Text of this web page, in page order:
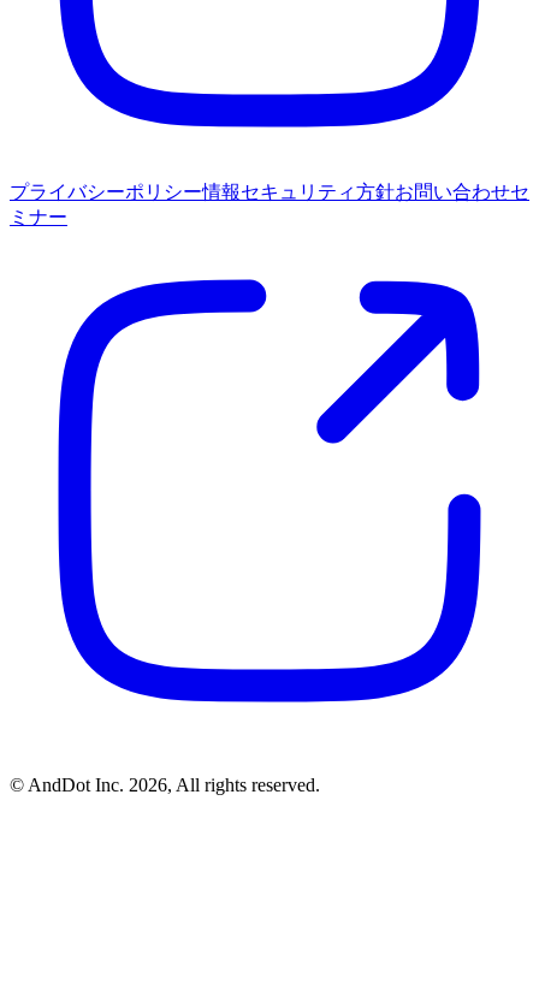
プライバシーポリシー情報セキュリティ方針お問い合わせセ
ミナー
© AndDot Inc. 2026, All rights reserved.